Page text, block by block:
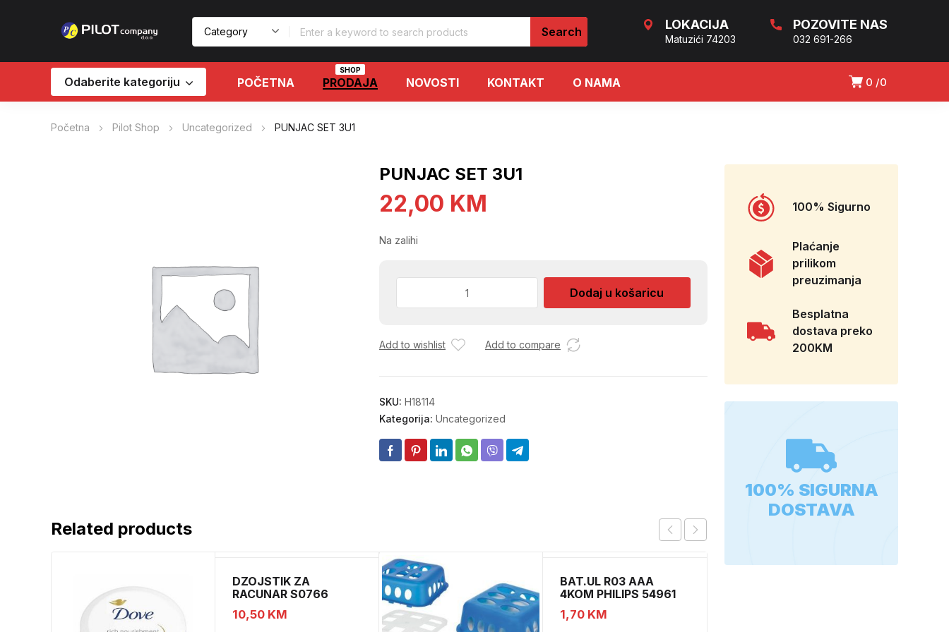
LOKACIJA
Matuzići 74203
POZOVITE NAS
032 691-266
0 0
Odaberite kategoriju POČETNA PRODAJA
SHOP
NOVOSTI KONTAKT O NAMA
Početna Pilot Shop Uncategorized PUNJAC SET 3U1
PUNJAC SET 3U1
22,00 KM
Na zalihi
Dodaj u košaricu
Add to wishlist Add to compare
SKU: H18114
Kategorija: Uncategorized
Related products
DZOJSTIK ZA
RACUNAR S0766
01011540
10,50 KM
BAT.UL R03 AAA
4KOM PHILIPS 54961
1,70 KM
100% Sigurno
Plaćanje
prilikom
preuzimanja
Besplatna
dostava preko
200KM
100% SIGURNA
DOSTAVA